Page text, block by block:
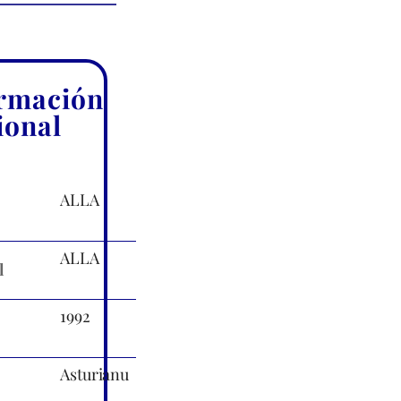
ALLA
ALLA
1992
Asturianu